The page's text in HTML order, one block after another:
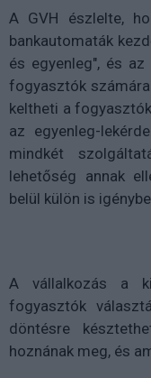
A GVH észlelte,
bankautomaták
és egyenleg", és
fogyasztók
keltheti a
az egyenleg-
mindkét
lehetőség annak
belül külön is
A vállalkozás a
fogyasztók
döntésre
hoznának meg, és